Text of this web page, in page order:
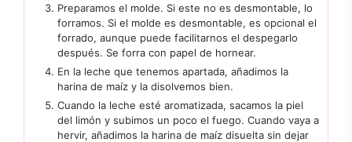
Preparamos el molde. Si este no es desmontable, lo
forramos. Si el molde es desmontable, es opcional el
forrado, aunque puede facilitarnos el despegarlo
después. Se forra con papel de hornear.
En la leche que tenemos apartada, añadimos la
harina de maíz y la disolvemos bien.
Cuando la leche esté aromatizada, sacamos la piel
del limón y subimos un poco el fuego. Cuando vaya a
hervir, añadimos la harina de maíz disuelta sin dejar